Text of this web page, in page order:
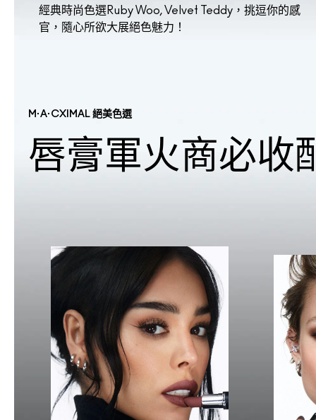
經典時尚色選Ruby Woo, Velvet Teddy，挑逗你的感
官，隨心所欲大展絕色魅力！
M·A·CXIMAL 絕美色選
唇膏軍火商必收